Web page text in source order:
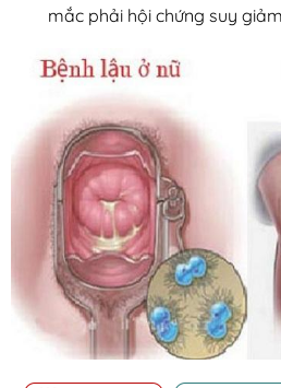
mắc phải hội chứng suy